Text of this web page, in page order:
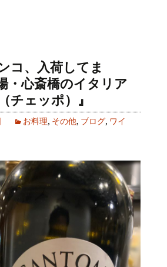
、入荷してま
心斎橋のイタリア
チェッポ）』
お料理, その他, ブログ, ワイ